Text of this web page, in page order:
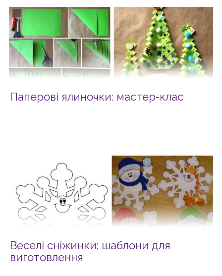
Паперові ялиночки: мастер-клас
Веселі сніжинки: шаблони для
виготовлення